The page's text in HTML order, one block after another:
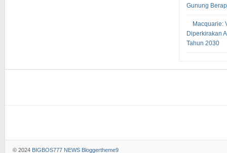
Gunung
Macquarie:
Diperkirakan
Tahun 2030
© 2024 BIGBOS777 NEWS Bloggertheme9